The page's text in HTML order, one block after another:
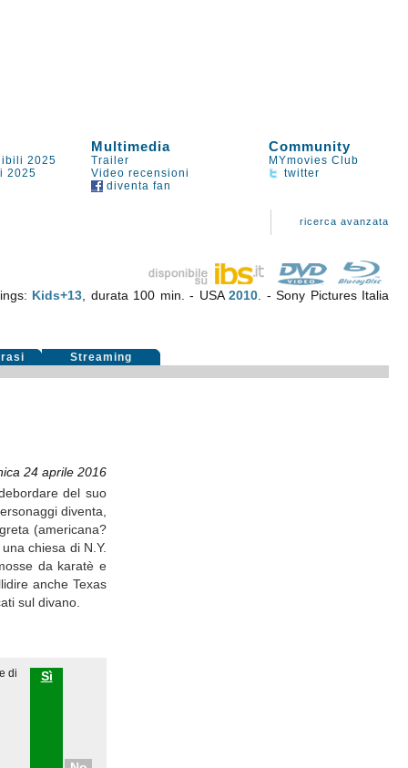
Multimedia Community
2025 Trailer
MYmovies Club
2025 Video recensioni
twitter
diventa fan
ricerca avanzata
Kids+13 , durata 100 min. - USA2010 . - Sony Pictures Italia
Streaming
24 aprile 2016
del suo
diventa,
(americana?
chiesa di N.Y.
da karatè e
anche Texas
sul divano.
di
Sì